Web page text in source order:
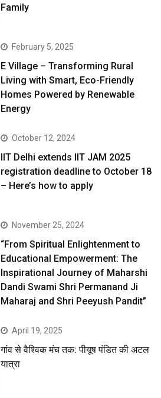
Family
February 5, 2025
E Village – Transforming Rural
Living with Smart, Eco-Friendly
Homes Powered by Renewable
Energy
October 12, 2024
IIT Delhi extends IIT JAM 2025
registration deadline to October 18
– Here’s how to apply
November 25, 2024
“From Spiritual Enlightenment to
Educational Empowerment: The
Inspirational Journey of Maharshi
Dandi Swami Shri Permanand Ji
Maharaj and Shri Peeyush Pandit”
April 19, 2025
गांव से वैश्विक मंच तक: पीयूष पंडित की अटल
यात्रा